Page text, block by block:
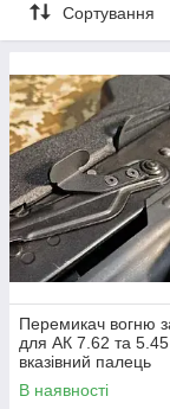
Сортування
Перемикач вогню
для АК 7.62 та 5.45
вказівний палець
В наявності